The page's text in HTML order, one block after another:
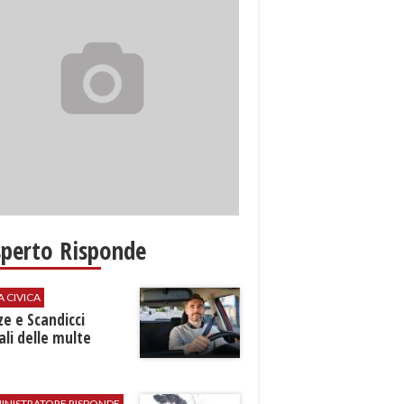
Risponde
CIVICA
e Scandicci
delle multe